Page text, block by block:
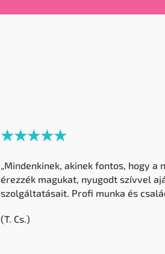
★★★★★
„Mindenkinek, akinek fontos, hogy
érezzék magukat, nyugodt szívvel
szolgáltatásait. Profi munka és
(T. Cs.)